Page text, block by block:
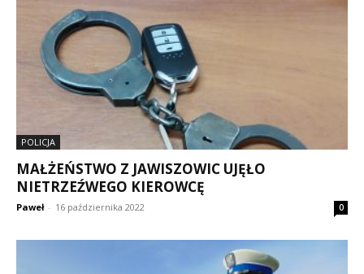
POLICJA
MAŁŻEŃSTWO Z JAWISZOWIC UJĘŁO
NIETRZEŹWEGO KIEROWCĘ
Paweł - 16 października 2022 0